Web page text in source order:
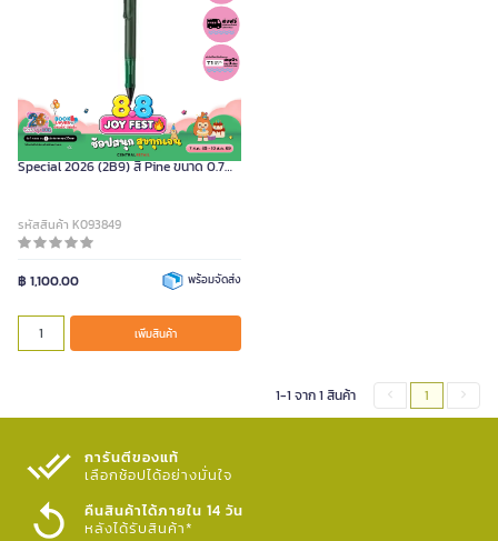
LAMY ปากกาลูกลื่น รุ่น AL-STAR
Special 2026 (2B9) สี Pine ขนาด 0.7
รหัสสินค้า K093849
฿ 1,100.00 พร้อมจัดส่ง
เพิ่มสินค้า
1-1 จาก 1 สินค้า 1
การันตีของแท้
เลือกช้อปได้อย่างมั่นใจ​
คืนสินค้าได้ภายใน 14 วัน
หลังได้รับสินค้า*